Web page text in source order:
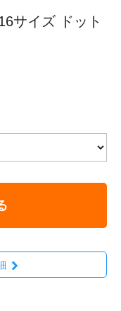
サイズ ドット